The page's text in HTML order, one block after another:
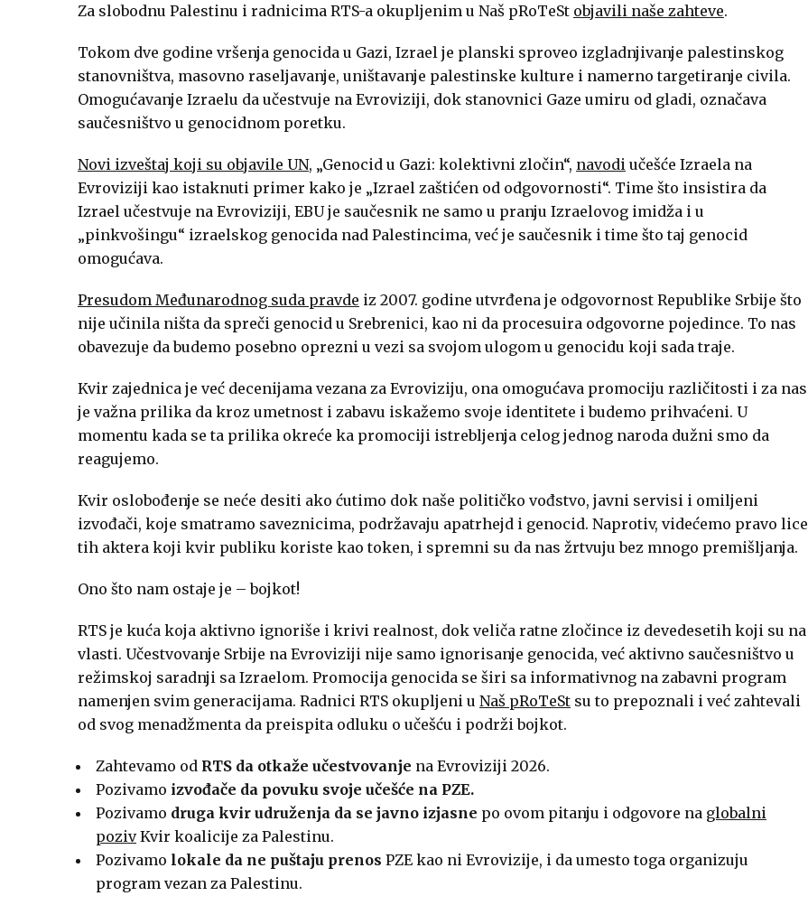
Za slobodnu Palestinu i radnicima RTS-a okupljenim u Naš pRoTeSt objavili naše zahteve.
Tokom dve godine vršenja genocida u Gazi, Izrael je planski sproveo izgladnjivanje palestinskog
stanovništva, masovno raseljavanje, uništavanje palestinske kulture i namerno targetiranje civila.
Omogućavanje Izraelu da učestvuje na Evroviziji, dok stanovnici Gaze umiru od gladi, označava
saučesništvo u genocidnom poretku.
Novi izveštaj koji su objavile UN, „Genocid u Gazi: kolektivni zločin“, navodi učešće Izraela na
Evroviziji kao istaknuti primer kako je „Izrael zaštićen od odgovornosti“. Time što insistira da
Izrael učestvuje na Evroviziji, EBU je saučesnik ne samo u pranju Izraelovog imidža i u
„pinkvošingu“ izraelskog genocida nad Palestincima, već je saučesnik i time što taj genocid
omogućava.
Presudom Međunarodnog suda pravde iz 2007. godine utvrđena je odgovornost Republike Srbije što
nije učinila ništa da spreči genocid u Srebrenici, kao ni da procesuira odgovorne pojedince. To nas
obavezuje da budemo posebno oprezni u vezi sa svojom ulogom u genocidu koji sada traje.
Kvir zajednica je već decenijama vezana za Evroviziju, ona omogućava promociju različitosti i za nas
je važna prilika da kroz umetnost i zabavu iskažemo svoje identitete i budemo prihvaćeni. U
momentu kada se ta prilika okreće ka promociji istrebljenja celog jednog naroda dužni smo da
reagujemo.
Kvir oslobođenje se neće desiti ako ćutimo dok naše političko vođstvo, javni servisi i omiljeni
izvođači, koje smatramo saveznicima, podržavaju apatrhejd i genocid. Naprotiv, videćemo pravo lice
tih aktera koji kvir publiku koriste kao token, i spremni su da nas žrtvuju bez mnogo premišljanja.
Ono što nam ostaje je – bojkot!
RTS je kuća koja aktivno ignoriše i krivi realnost, dok veliča ratne zločince iz devedesetih koji su na
vlasti. Učestvovanje Srbije na Evroviziji nije samo ignorisanje genocida, već aktivno saučesništvo u
režimskoj saradnji sa Izraelom. Promocija genocida se širi sa informativnog na zabavni program
namenjen svim generacijama. Radnici RTS okupljeni u Naš pRoTeSt su to prepoznali i već zahtevali
od svog menadžmenta da preispita odluku o učešću i podrži bojkot.
Zahtevamo od RTS da otkaže učestvovanje na Evroviziji 2026.
Pozivamo izvođače da povuku svoje učešće na PZE.
Pozivamo druga kvir udruženja da se javno izjasne po ovom pitanju i odgovore na globalni
pozivKvir koalicije za Palestinu.
Pozivamo lokale da ne puštaju prenos PZE kao ni Evrovizije, i da umesto toga organizuju
program vezan za Palestinu.